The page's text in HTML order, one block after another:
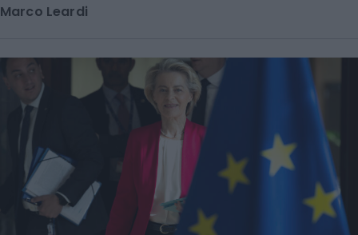
Marco Leardi